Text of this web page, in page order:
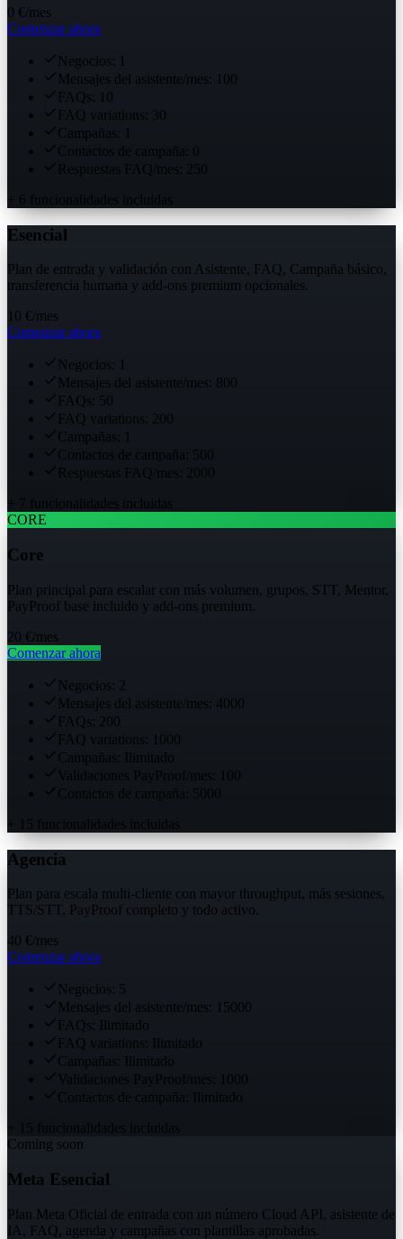
0 €/mes
Comenzar ahora
Negocios: 1
Mensajes del asistente/mes: 100
FAQs: 10
FAQ variations: 30
Campañas: 1
Contactos de campaña: 0
Respuestas FAQ/mes: 250
+ 6 funcionalidades incluidas
Esencial
Plan de entrada y validación con Asistente, FAQ, Campaña básico,
transferencia humana y add-ons premium opcionales.
10 €/mes
Comenzar ahora
Negocios: 1
Mensajes del asistente/mes: 800
FAQs: 50
FAQ variations: 200
Campañas: 1
Contactos de campaña: 500
Respuestas FAQ/mes: 2000
+ 7 funcionalidades incluidas
CORE
Core
Plan principal para escalar con más volumen, grupos, STT, Mentor,
PayProof base incluido y add-ons premium.
20 €/mes
Comenzar ahora
Negocios: 2
Mensajes del asistente/mes: 4000
FAQs: 200
FAQ variations: 1000
Campañas: Ilimitado
Validaciones PayProof/mes: 100
Contactos de campaña: 5000
+ 15 funcionalidades incluidas
Agencia
Plan para escala multi-cliente con mayor throughput, más sesiones,
TTS/STT, PayProof completo y todo activo.
40 €/mes
Comenzar ahora
Negocios: 5
Mensajes del asistente/mes: 15000
FAQs: Ilimitado
FAQ variations: Ilimitado
Campañas: Ilimitado
Validaciones PayProof/mes: 1000
Contactos de campaña: Ilimitado
+ 15 funcionalidades incluidas
Coming soon
Meta Esencial
Plan Meta Oficial de entrada con un número Cloud API, asistente de
IA, FAQ, agenda y campañas con plantillas aprobadas.